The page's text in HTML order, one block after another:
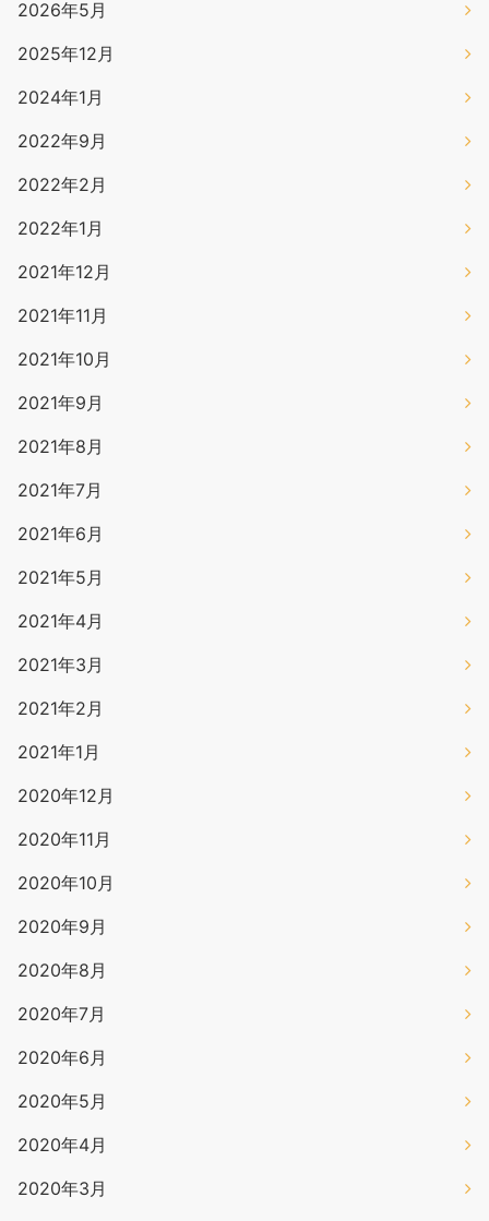
2026年5月
2025年12月
2024年1月
2022年9月
2022年2月
2022年1月
2021年12月
2021年11月
2021年10月
2021年9月
2021年8月
2021年7月
2021年6月
2021年5月
2021年4月
2021年3月
2021年2月
2021年1月
2020年12月
2020年11月
2020年10月
2020年9月
2020年8月
2020年7月
2020年6月
2020年5月
2020年4月
2020年3月